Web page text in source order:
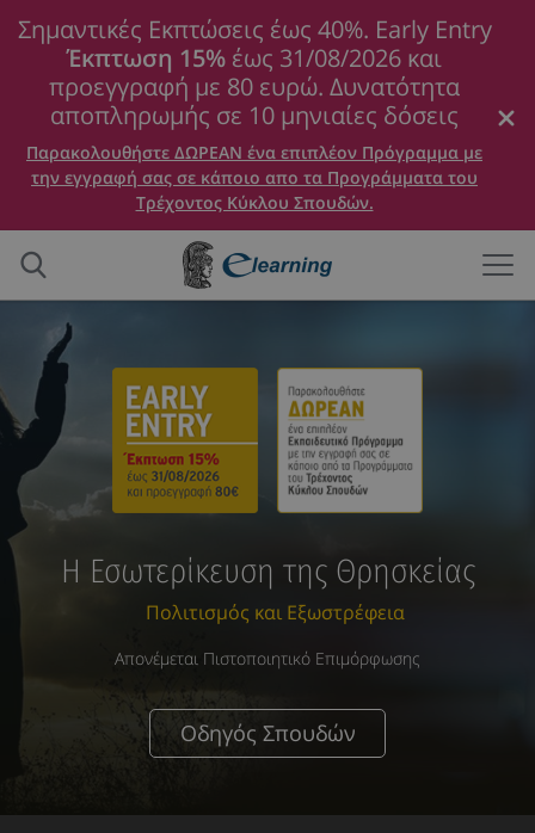
Σημαντικές Εκπτώσεις έως 40%. Early Entry
Έκπτωση 15% έως 31/08/2026 και
προεγγραφή με 80 ευρώ. Δυνατότητα
αποπληρωμής σε 10 μηνιαίες δόσεις
Παρακολουθήστε ΔΩΡΕΑΝ ένα επιπλέον Πρόγραμμα με
την εγγραφή σας σε κάποιο απο τα Προγράμματα του
Τρέχοντος Κύκλου Σπουδών.
Η Εσωτερίκευση της Θρησκείας
Πολιτισμός και Εξωστρέφεια
Απονέμεται Πιστοποιητικό Επιμόρφωσης
Οδηγός Σπουδών